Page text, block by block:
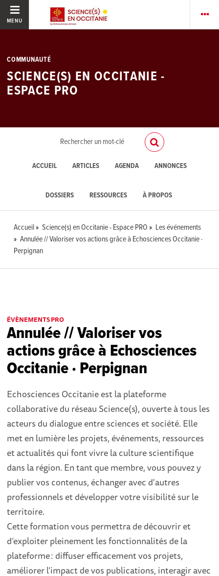
MENU
COMMUNAUTÉ
SCIENCE(S) EN OCCITANIE -
ESPACE PRO
ACCUEIL ARTICLES AGENDA ANNONCES
DOSSIERS RESSOURCES À PROPOS
Accueil Science(s) en Occitanie - Espace PRO
Les événements
Annulée // Valoriser vos actions grâce à Echosciences Occitanie ·
Perpignan
ÉVÈNEMENTS PRO
Annulée // Valoriser vos
actions grâce à Echosciences
Occitanie · Perpignan
Echosciences Occitanie est la plateforme
collaborative du réseau Science(s), ouverte à tous les
acteurs du dialogue entre sciences et société. Elle
met en lumière les projets, événements, ressources
et actualités qui font vivre la culture scientifique
dans la région. En tant que membre, vous pouvez y
publier vos contenus, échanger avec d'autres
professionnels et développer votre visibilité sur le
territoire.
Cette formation vous permettra de découvrir et
d’exploiter pleinement les fonctionnalités de la
plateforme : diffuser efficacement vos projets,
améliorer l’impact de vos publications, interagir avec